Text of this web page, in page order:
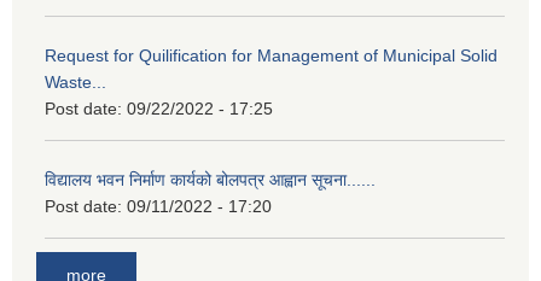
Request for Quilification for Management of Municipal Solid
Waste...
Post date: 09/22/2022 - 17:25
विद्यालय भवन निर्माण कार्यको बोलपत्र आह्वान सूचना......
Post date: 09/11/2022 - 17:20
more